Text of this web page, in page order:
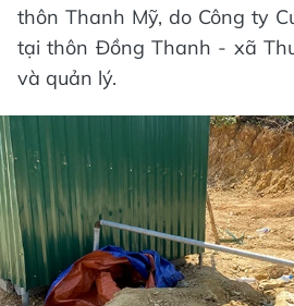
thôn Thanh Mỹ, do Công ty
tại thôn Đồng Thanh - xã
và quản lý.